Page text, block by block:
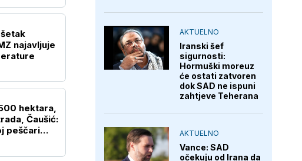
najavljuje
hektara,
Čaušić:
peščari
AKTUELNO
Iranski šef
sigurnosti:
Hormuški moreuz
će ostati zatvoren
dok SAD ne ispuni
zahtjeve Teherana
AKTUELNO
Vance: SAD
očekuju od Irana da